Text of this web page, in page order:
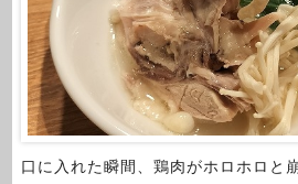
口に入れた瞬間、鶏肉がホロホロと